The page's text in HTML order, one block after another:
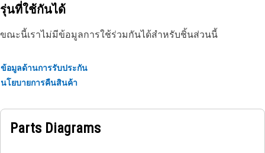
รุ่นที่ใช้กันได้
ขณะนี้เราไม่มีข้อมูลการใช้ร่วมกันได้สำหรับชิ้นส่วนนี้
ข้อมูลด้านการรับประกัน
นโยบายการคืนสินค้า
Parts Diagrams